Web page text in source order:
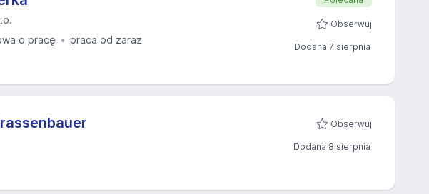
o pracę
praca od zaraz
Obserwuj
Dodana 7 sierpnia
Obserwuj
Dodana 8 sierpnia